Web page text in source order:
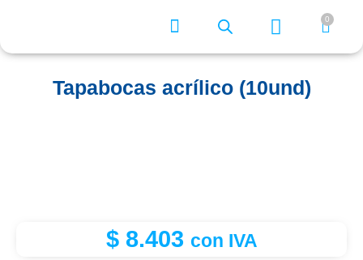
0
Tapabocas acrílico (10und)
$8.403 con IVA